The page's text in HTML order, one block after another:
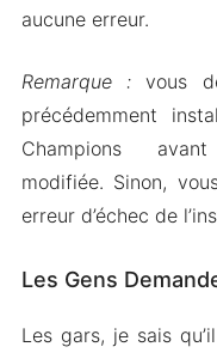
aucune erreur.
Remarque : vous
précédemment
Champions
modifiée. Sinon,
erreur d’échec de
Les Gens
Les gars, je sais